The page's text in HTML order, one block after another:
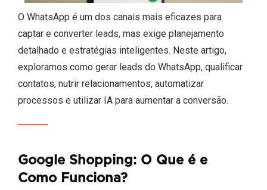
O WhatsApp é um dos canais mais eficazes para
captar e converter leads, mas exige planejamento
detalhado e estratégias inteligentes. Neste artigo,
exploramos como gerar leads do WhatsApp, qualificar
contatos, nutrir relacionamentos, automatizar
processos e utilizar IA para aumentar a conversão.
Google Shopping: O Que é e
Como Funciona?